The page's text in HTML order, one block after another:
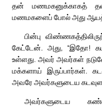
தன் மணமகனுக்காகத்
மணமகளைப் போல் அது
பின்பு
கேட்டேன். அது, “இதோ!
உள்ளது. அவர் அவர்கள்
மக்களாய் இருப்பார்கள்.
அவரே அவர்களுடைய
அவர்களுடைய